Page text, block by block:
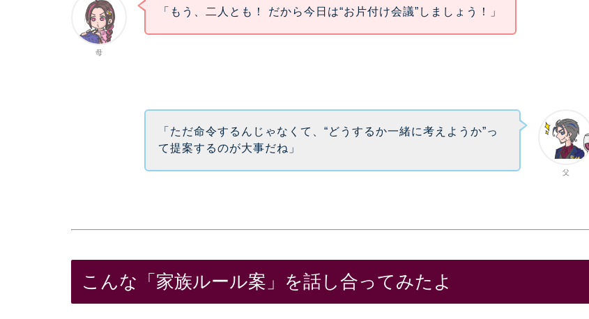
母
「もう、二人とも！ だから今日は“お片付け会議”しましょう！」
父
「ただ命令するんじゃなくて、“どうするか一緒に考えようか”っ
て提案するのが大事だね」
こんな「家族ルール案」を話し合ってみたよ